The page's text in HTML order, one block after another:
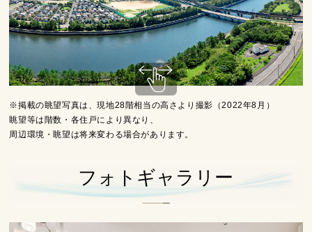
※掲載の眺望写真は、現地28階相当の高さより撮影（2022年8月）
眺望等は階数・各住戸により異なり、
周辺環境・眺望は将来変わる場合があります。
フォトギャラリー